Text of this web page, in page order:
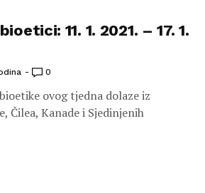
11. 1. 2021. – 17. 1.
0
ovog tjedna dolaze iz
Čilea, Kanade i Sjedinjenih